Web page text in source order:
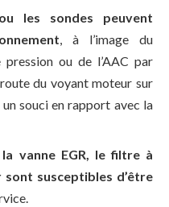
les sondes peuvent
, à l’image du
ou de l’AAC par
du voyant moteur sur
souci en rapport avec la
vanne EGR, le filtre à
susceptibles d’être